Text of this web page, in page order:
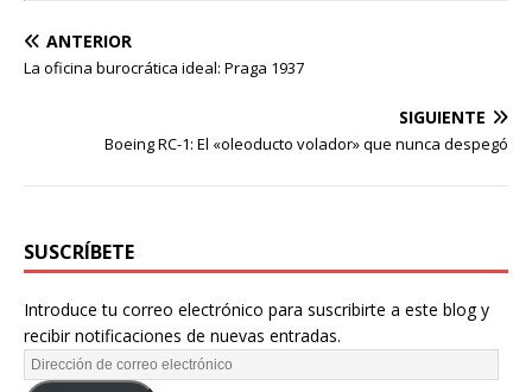
ANTERIOR
La oficina burocrática ideal: Praga 1937
SIGUIENTE
Boeing RC-1: El «oleoducto volador» que nunca despegó
SUSCRÍBETE
Introduce tu correo electrónico para suscribirte a este blog y
recibir notificaciones de nuevas entradas.